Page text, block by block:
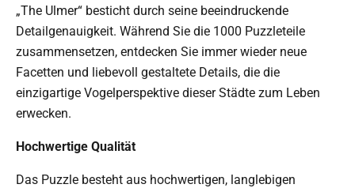
„The Ulmer“ besticht durch seine beeindruckende
Detailgenauigkeit. Während Sie die 1000 Puzzleteile
zusammensetzen, entdecken Sie immer wieder neue
Facetten und liebevoll gestaltete Details, die die
einzigartige Vogelperspektive dieser Städte zum Leben
erwecken.
Hochwertige Qualität
Das Puzzle besteht aus hochwertigen, langlebigen